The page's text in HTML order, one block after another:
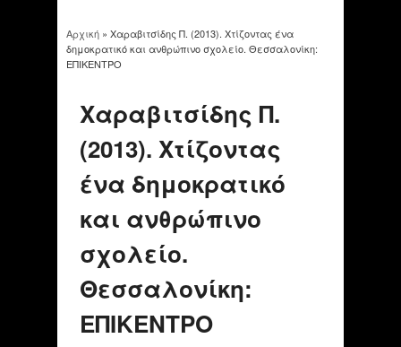
You are here
Αρχική» Χαραβιτσίδης Π. (2013). Χτίζοντας ένα
δημοκρατικό και ανθρώπινο σχολείο. Θεσσαλονίκη:
ΕΠΙΚΕΝΤΡΟ
Χαραβιτσίδης Π.
(2013). Χτίζοντας
ένα δημοκρατικό
και ανθρώπινο
σχολείο.
Θεσσαλονίκη:
ΕΠΙΚΕΝΤΡΟ